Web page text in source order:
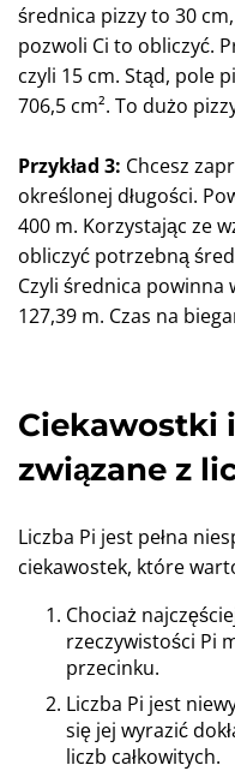
średnica pizzy to 30
pozwoli Ci to obliczyć.
czyli 15 cm. Stąd, pole
706,5 cm². To dużo
Przykład 3: Chcesz
określonej długości.
400 m. Korzystając ze
obliczyć potrzebną
Czyli średnica powinna
127,39 m. Czas na
Ciekawostki
związane z
Liczba Pi jest pełna
ciekawostek, które
Chociaż
rzeczywistości Pi
przecinku.
Liczba Pi jest
się jej wyrazić
liczb całkowitych.